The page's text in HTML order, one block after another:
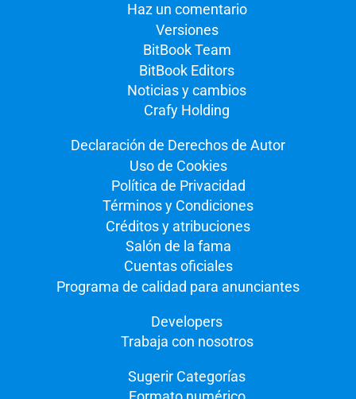
Haz un comentario
Versiones
BitBook Team
BitBook Editors
Noticias y cambios
Crafy Holding
Declaración de Derechos de Autor
Uso de Cookies
Política de Privacidad
Términos y Condiciones
Créditos y atribuciones
Salón de la fama
Cuentas oficiales
Programa de calidad para anunciantes
Developers
Trabaja con nosotros
Sugerir Categorías